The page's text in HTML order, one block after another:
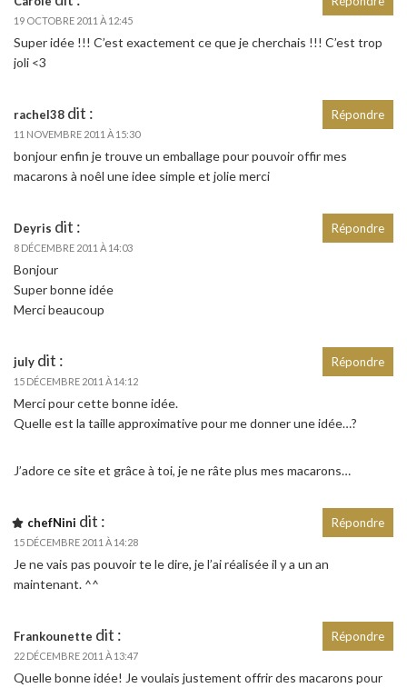
19 OCTOBRE 2011 À 12:45
Super idée !!! C’est exactement ce que je cherchais !!! C’est trop
joli <3
rachel38 dit :
11 NOVEMBRE 2011 À 15:30
bonjour enfin je trouve un emballage pour pouvoir offir mes
macarons à noêl une idee simple et jolie merci
Répondre
Deyris dit :
8 DÉCEMBRE 2011 À 14:03
Bonjour
Super bonne idée
Merci beaucoup
Répondre
july dit :
15 DÉCEMBRE 2011 À 14:12
Merci pour cette bonne idée.
Quelle est la taille approximative pour me donner une idée…?
J’adore ce site et grâce à toi, je ne râte plus mes macarons…
Répondre
chefNini dit :
15 DÉCEMBRE 2011 À 14:28
Je ne vais pas pouvoir te le dire, je l’ai réalisée il y a un an
maintenant. ^^
Répondre
Frankounette dit :
22 DÉCEMBRE 2011 À 13:47
Quelle bonne idée! Je voulais justement offrir des macarons pour
Répondre